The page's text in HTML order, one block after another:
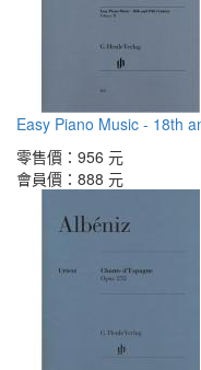
Easy Piano Music - 18th
零售價： 956 元
會員價： 888 元